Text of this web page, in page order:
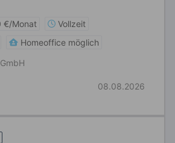
€/Monat
Vollzeit
Homeoffice möglich
08.08.2026